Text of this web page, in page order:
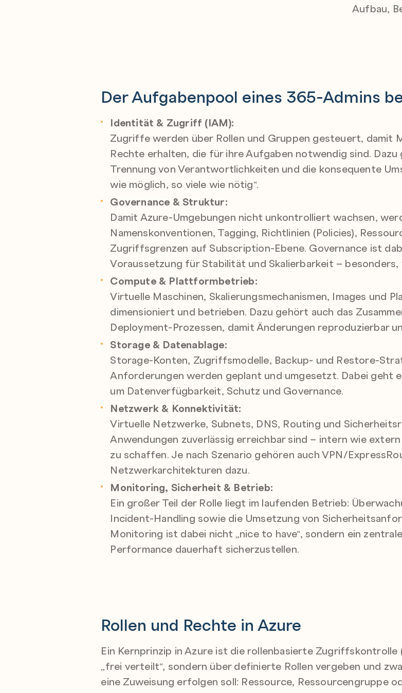
Aufbau,
Der Aufgabenpool eines 365-Admins
Identität & Zugriff (IAM):
Zugriffe werden über Rollen und Gruppen gesteuert, damit
Rechte erhalten, die für ihre Aufgaben notwendig sind. Dazu
Trennung von Verantwortlichkeiten und die konsequente
wie möglich, so viele wie nötig“.
Governance & Struktur:
Damit Azure-Umgebungen nicht unkontrolliert wachsen,
Namenskonventionen, Tagging, Richtlinien (Policies),
Zugriffsgrenzen auf Subscription-Ebene. Governance ist
Voraussetzung für Stabilität und Skalierbarkeit – besonders,
Compute & Plattformbetrieb:
Virtuelle Maschinen, Skalierungsmechanismen, Images
dimensioniert und betrieben. Dazu gehört auch das
Deployment-Prozessen, damit Änderungen reproduzierbar
Storage & Datenablage:
Storage-Konten, Zugriffsmodelle, Backup- und Restore-
Anforderungen werden geplant und umgesetzt. Dabei geht
um Datenverfügbarkeit, Schutz und Governance.
Netzwerk & Konnektivität:
Virtuelle Netzwerke, Subnets, DNS, Routing und
Anwendungen zuverlässig erreichbar sind – intern wie
zu schaffen. Je nach Szenario gehören auch VPN/
Netzwerkarchitekturen dazu.
Monitoring, Sicherheit & Betrieb:
Ein großer Teil der Rolle liegt im laufenden Betrieb:
Incident-Handling sowie die Umsetzung von
Monitoring ist dabei nicht „nice to have“, sondern ein
Performance dauerhaft sicherzustellen.
Rollen und Rechte in Azure
Ein Kernprinzip in Azure ist die rollenbasierte
„frei verteilt“, sondern über definierte Rollen vergeben und
eine Zuweisung erfolgen soll: Ressource, Ressourcengruppe